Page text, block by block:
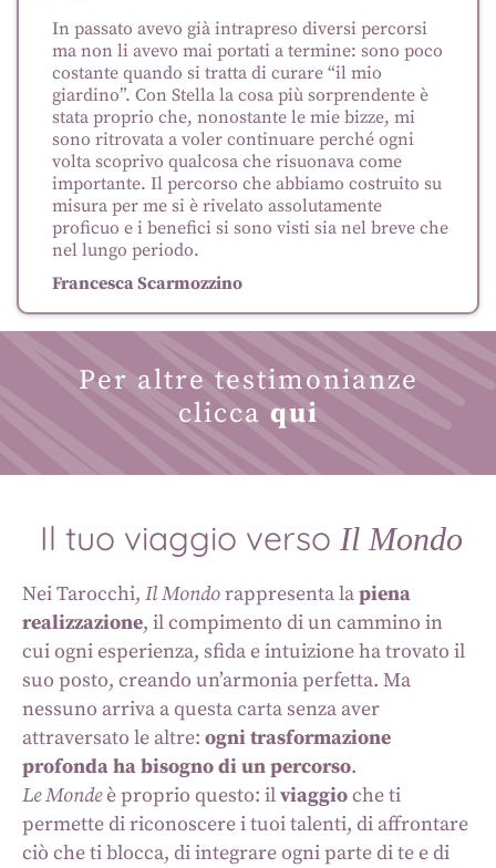
In passato avevo già intrapreso diversi percorsi
ma non li avevo mai portati a termine: sono poco
costante quando si tratta di curare “il mio
giardino”. Con Stella la cosa più sorprendente è
stata proprio che, nonostante le mie bizze, mi
sono ritrovata a voler continuare perché ogni
volta scoprivo qualcosa che risuonava come
importante. Il percorso che abbiamo costruito su
misura per me si è rivelato assolutamente
proficuo e i benefici si sono visti sia nel breve che
nel lungo periodo.
Francesca Scarmozzino
Per altre testimonianze
clicca qui
Il tuo viaggio verso Il Mondo
Nei Tarocchi, Il Mondorappresenta lapiena
realizzazione, il compimento di un cammino in
cui ogni esperienza, sfida e intuizione ha trovato il
suo posto, creando un’armonia perfetta. Ma
nessuno arriva a questa carta senza aver
attraversato le altre: ogni trasformazione
profonda ha bisogno di un percorso.
Le Mondeè proprio questo: ilviaggioche ti
permette di riconoscere i tuoi talenti, di affrontare
ciò che ti blocca, di integrare ogni parte di te e di